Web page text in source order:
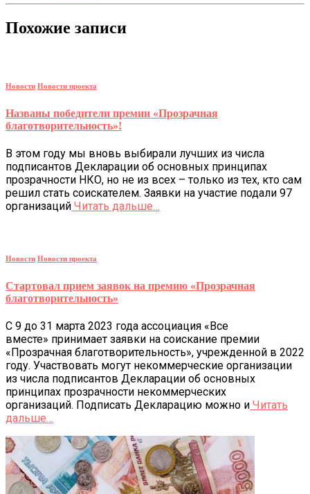
Похожие записи
Новости Новости проекта
Названы победители премии «Прозрачная
благотворительность»!
В этом году мы вновь выбирали лучших из числа
подписантов Декларации об основных принципах
прозрачности НКО, но не из всех – только из тех, кто сам
решил стать соискателем. Заявки на участие подали 97
организаций Читать дальше…
Новости Новости проекта
Стартовал прием заявок на премию «Прозрачная
благотворительность»
С 9 до 31 марта 2023 года ассоциация «Все
вместе» принимает заявки на соискание премии
«Прозрачная благотворительность», учрежденной в 2022
году. Участвовать могут некоммерческие организации
из числа подписантов Декларации об основных
принципах прозрачности некоммерческих
организаций. Подписать Декларацию можно и Читать
дальше…